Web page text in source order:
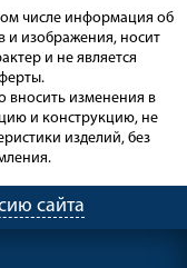
числе информация об
и изображения, носит
и не является
вносить изменения в
и конструкцию, не
изделий, без
сайта